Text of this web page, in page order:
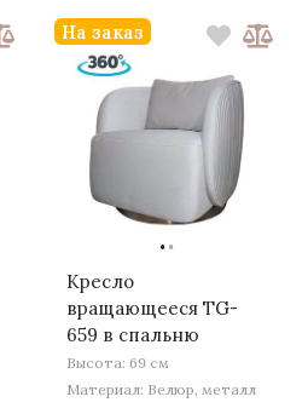
··
Кресло
вращающееся TG-
659 в спальню
Высота: 69 см
Материал: Велюр, металл
На заказ